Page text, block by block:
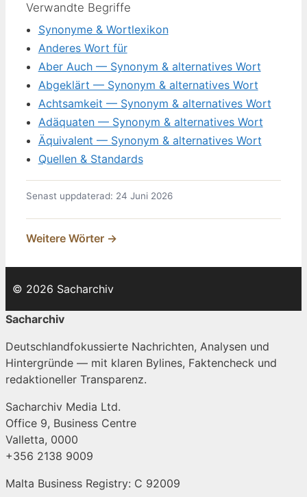
Verwandte Begriffe
Synonyme & Wortlexikon
Anderes Wort für
Aber Auch — Synonym & alternatives Wort
Abgeklärt — Synonym & alternatives Wort
Achtsamkeit — Synonym & alternatives Wort
Adäquaten — Synonym & alternatives Wort
Äquivalent — Synonym & alternatives Wort
Quellen & Standards
Senast uppdaterad: 24 Juni 2026
Weitere Wörter →
© 2026 Sacharchiv
Sacharchiv
Deutschlandfokussierte Nachrichten, Analysen und
Hintergründe — mit klaren Bylines, Faktencheck und
redaktioneller Transparenz.
Sacharchiv Media Ltd.
Office 9, Business Centre
Valletta, 0000
+356 2138 9009
Malta Business Registry: C 92009